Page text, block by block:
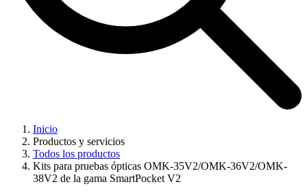
Inicio
Productos y servicios
Todos los productos
Kits para pruebas ópticas OMK-35V2/OMK-36V2/OMK-
38V2 de la gama SmartPocket V2